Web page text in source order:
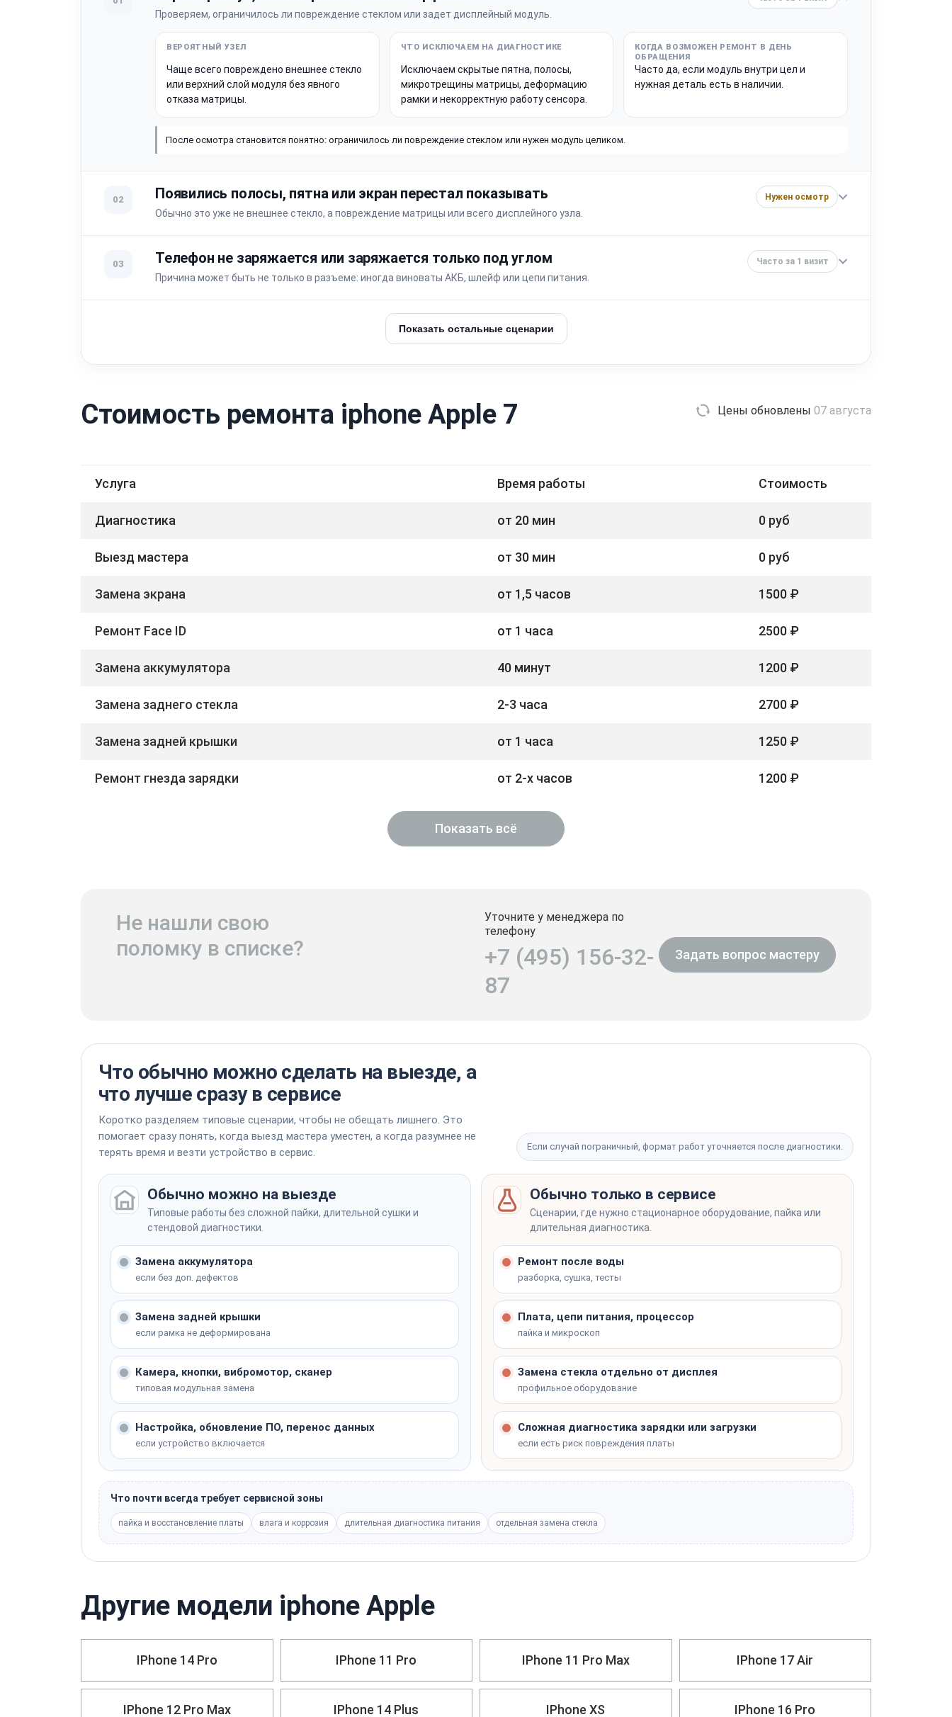
Проверяем, ограничилось ли повреждение стеклом или задет дисплейный модуль.
Чаще всего повреждено внешнее стекло
или верхний слой модуля без явного
отказа матрицы.
Исключаем скрытые пятна, полосы,
микротрещины матрицы, деформацию
рамки и некорректную работу сенсора.
Часто да, если модуль внутри цел и
нужная деталь есть в наличии.
После осмотра становится понятно: ограничилось ли повреждение стеклом или нужен модуль целиком.
02 Появились полосы, пятна или экран перестал показывать
Обычно это уже не внешнее стекло, а повреждение матрицы или всего дисплейного узла.
Нужен осмотр
03 Телефон не заряжается или заряжается только под углом
Причина может быть не только в разъеме: иногда виноваты АКБ, шлейф или цепи питания.
Часто за 1 визит
Показать остальные сценарии
Стоимость ремонта iphone Apple 7 Цены обновлены 07 августа
Услуга Время работы Стоимость
Диагностика от 20 мин 0 руб
Выезд мастера от 30 мин 0 руб
Замена экрана от 1,5 часов 1500 ₽
Ремонт Face ID от 1 часа 2500 ₽
Замена аккумулятора 40 минут 1200 ₽
Замена заднего стекла 2-3 часа 2700 ₽
Замена задней крышки от 1 часа 1250 ₽
Ремонт гнезда зарядки от 2-х часов 1200 ₽
Показать всё
Не нашли свою
поломку в списке?
Уточните у менеджера по
телефону
+7 (495) 156-32-
87
Задать вопрос мастеру
Что обычно можно сделать на выезде, а
что лучше сразу в сервисе
Коротко разделяем типовые сценарии, чтобы не обещать лишнего. Это
помогает сразу понять, когда выезд мастера уместен, а когда разумнее не
терять время и везти устройство в сервис.
Если случай пограничный, формат работ уточняется после диагностики.
Обычно можно на выезде
Типовые работы без сложной пайки, длительной сушки и
стендовой диагностики.
Замена аккумулятора
если без доп. дефектов
Замена задней крышки
если рамка не деформирована
Камера, кнопки, вибромотор, сканер
типовая модульная замена
Настройка, обновление ПО, перенос данных
если устройство включается
Обычно только в сервисе
Сценарии, где нужно стационарное оборудование, пайка или
длительная диагностика.
Ремонт после воды
разборка, сушка, тесты
Плата, цепи питания, процессор
пайка и микроскоп
Замена стекла отдельно от дисплея
профильное оборудование
Сложная диагностика зарядки или загрузки
если есть риск повреждения платы
Что почти всегда требует сервисной зоны
пайка и восстановление платы влага и коррозия длительная диагностика питания отдельная замена стекла
Другие модели iphone Apple
IPhone 14 Pro IPhone 11 Pro IPhone 11 Pro Max IPhone 17 Air
IPhone 12 Pro Max IPhone 14 Plus IPhone XS IPhone 16 Pro